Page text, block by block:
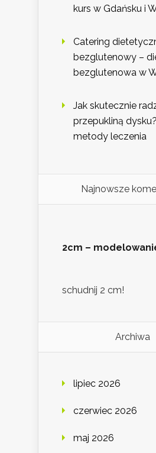
kurs w Gdańsku i
Catering
bezglutenowy –
bezglutenowa w
Jak skutecznie
przepukliną
metody leczenia
Najnowsze
2cm –
schudnij 2 cm!
Archiwa
lipiec 2026
czerwiec 2026
maj 2026